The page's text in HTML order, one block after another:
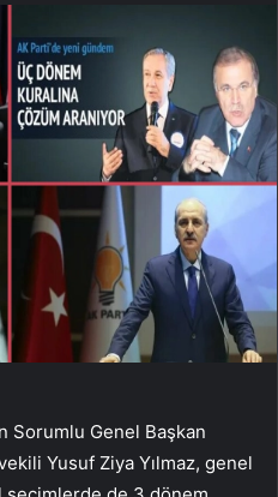
Sorumlu Genel Başkan
Yusuf Ziya Yılmaz, genel